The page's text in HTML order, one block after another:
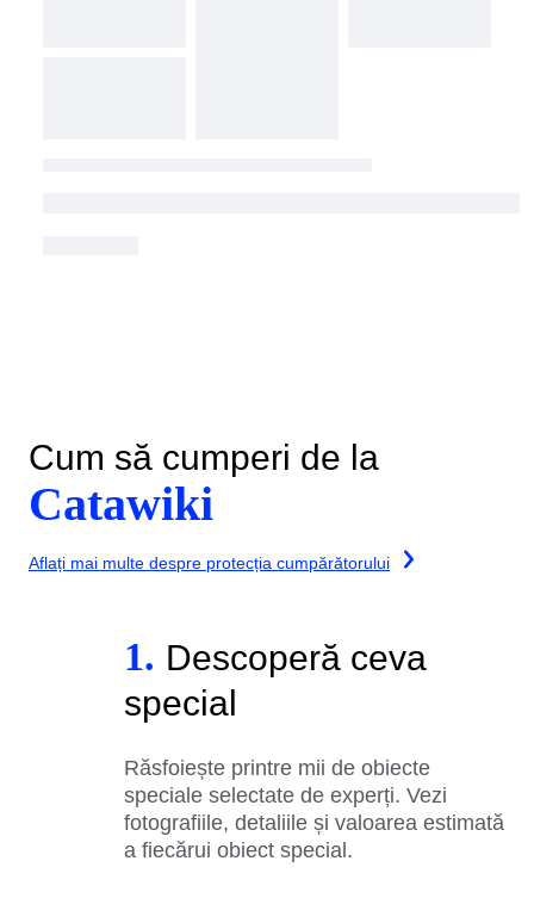
Cum să cumperi de la
Catawiki
Aflați mai multe despre protecția cumpărătorului
1. Descoperă ceva
special
Răsfoiește printre mii de obiecte
speciale selectate de experți. Vezi
fotografiile, detaliile și valoarea estimată
a fiecărui obiect special.